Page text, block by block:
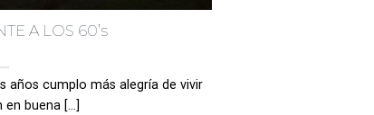
A LOS 60’s
años cumplo más alegría de vivir
buena [...]